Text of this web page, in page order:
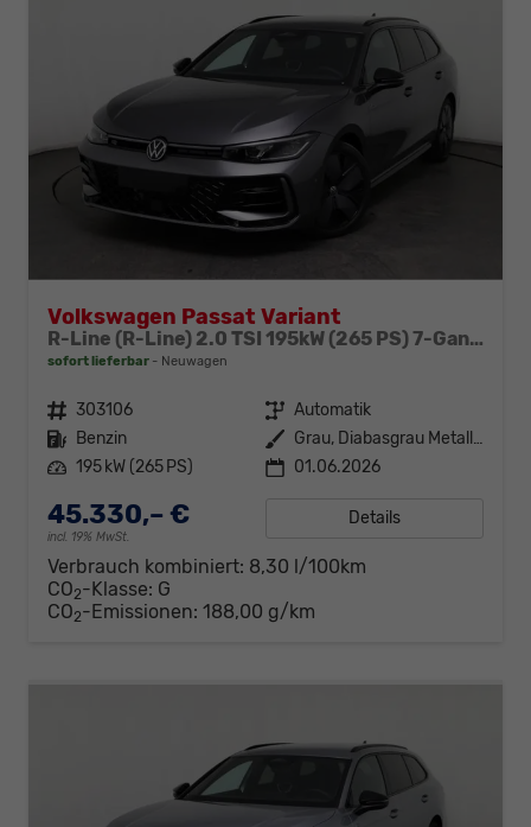
Volkswagen Passat Variant
R-Line (R-Line) 2.0 TSI 195kW (265 PS) 7-Gang DSG 4MOTION
sofort lieferbar Neuwagen
Fahrzeugnr. 303106 Getriebe Automatik
Kraftstoff Benzin Außenfarbe
Grau, Diabasgrau Metallic (5X)
Leistung 195 kW (265 PS) 01.06.2026
45.330,– €
incl. 19% MwSt.
Details
Verbrauch kombiniert: 8,30 l/100km
CO2-Klasse: G
CO2-Emissionen: 188,00 g/km